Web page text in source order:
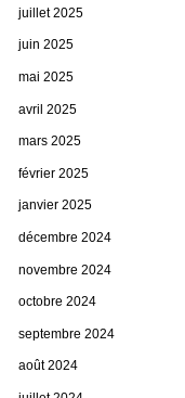
juillet 2025
juin 2025
mai 2025
avril 2025
mars 2025
février 2025
janvier 2025
décembre 2024
novembre 2024
octobre 2024
septembre 2024
août 2024